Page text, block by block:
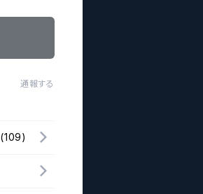
通報する
(109)